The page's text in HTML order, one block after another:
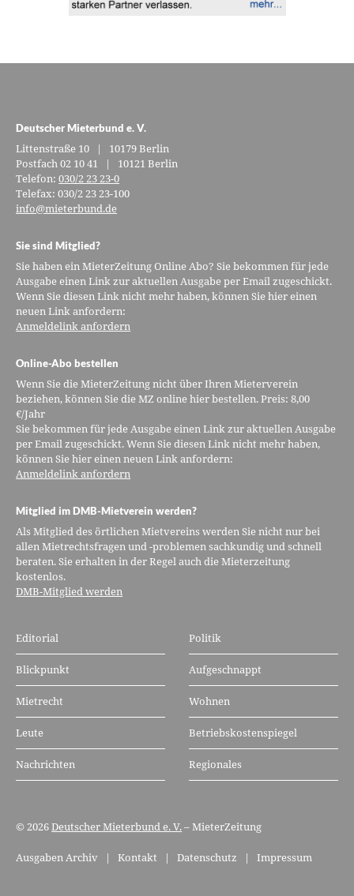
Deutscher Mieterbund e. V.
Littenstraße 10 | 10179 Berlin
Postfach 02 10 41 | 10121 Berlin
Telefon:030/2 23 23-0
Telefax: 030/2 23 23-100
info@mieterbund.de
Sie sind Mitglied?
Sie haben ein MieterZeitung Online Abo? Sie bekommen für jede
Ausgabe einen Link zur aktuellen Ausgabe per Email zugeschickt.
Wenn Sie diesen Link nicht mehr haben, können Sie hier einen
neuen Link anfordern:
Anmeldelink anfordern
Online-Abo bestellen
Wenn Sie die MieterZeitung nicht über Ihren Mieterverein
beziehen, können Sie die MZ online hier bestellen. Preis: 8,00
€/Jahr
Sie bekommen für jede Ausgabe einen Link zur aktuellen Ausgabe
per Email zugeschickt. Wenn Sie diesen Link nicht mehr haben,
können Sie hier einen neuen Link anfordern:
Anmeldelink anfordern
Mitglied im DMB-Mietverein werden?
Als Mitglied des örtlichen Mietvereins werden Sie nicht nur bei
allen Mietrechtsfragen und -problemen sachkundig und schnell
beraten. Sie erhalten in der Regel auch die Mieterzeitung
kostenlos.
DMB-Mitglied werden
Editorial
Blickpunkt
Mietrecht
Leute
Nachrichten
Politik
Aufgeschnappt
Wohnen
Betriebskostenspiegel
Regionales
© 2026Deutscher Mieterbund e. V.– MieterZeitung
Ausgaben Archiv |Kontakt |Datenschutz |Impressum